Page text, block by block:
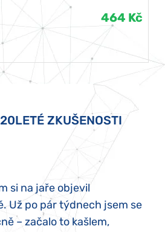
464 Kč
ZKUŠENOSTI
si na jaře objevil
Už po pár týdnech jsem se
– začalo to kašlem,